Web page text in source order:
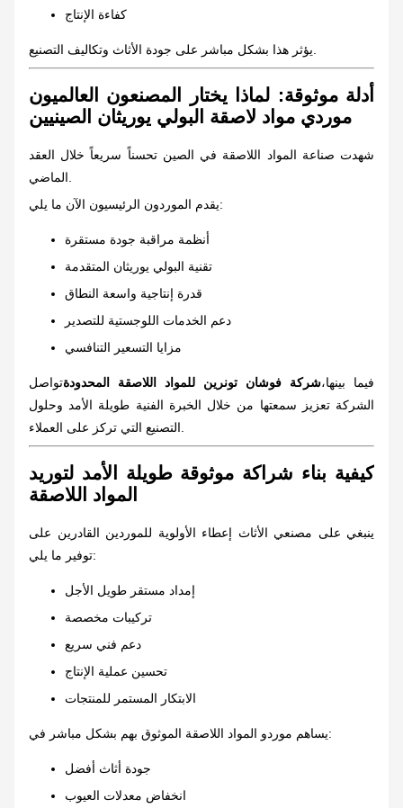
كفاءة الإنتاج
أدلة موثوقة: لماذا يختار المصنعون العالميون
موردي مواد لاصقة البولي يوريثان الصينيين
شهدت صناعة المواد اللاصقة في الصين تحسناً سريعاً خلال العقد
يقدم الموردون الرئيسيون الآن ما يلي:
أنظمة مراقبة جودة مستقرة
تقنية البولي يوريثان المتقدمة
قدرة إنتاجية واسعة النطاق
دعم الخدمات اللوجستية للتصدير
مزايا التسعير التنافسي
فيما بينها،شركة فوشان تونرين للمواد اللاصقة المحدودةتواصل
الشركة تعزيز سمعتها من خلال الخبرة الفنية طويلة الأمد وحلول
كيفية بناء شراكة موثوقة طويلة الأمد لتوريد
المواد اللاصقة
ينبغي على مصنعي الأثاث إعطاء الأولوية للموردين القادرين على
توفير ما يلي:
إمداد مستقر طويل الأجل
تركيبات مخصصة
دعم فني سريع
تحسين عملية الإنتاج
الابتكار المستمر للمنتجات
يساهم موردو المواد اللاصقة الموثوق بهم بشكل مباشر في:
جودة أثاث أفضل
انخفاض معدلات العيوب